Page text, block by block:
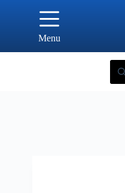
Menu